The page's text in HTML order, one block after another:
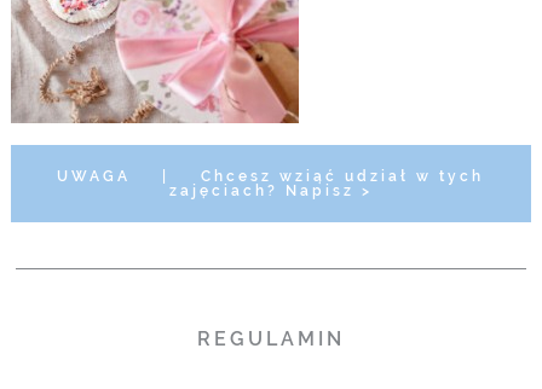
UWAGA
Chcesz wziąć udział w tych
zajęciach? Napisz >
REGULAMIN